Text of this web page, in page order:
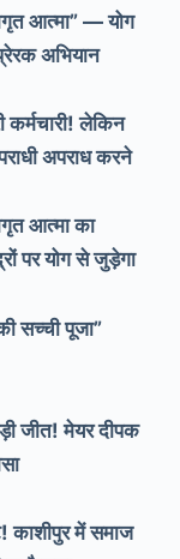
आत्मा” — योग
अभियान
कर्मचारी! लेकिन
अपराध करने
आत्मा का
पर योग से जुड़ेगा
सच्ची पूजा”
जीत! मेयर दीपक
काशीपुर में समाज